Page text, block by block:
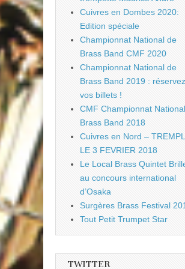
Cuivres en Dombes 2020:
Edition spéciale
Championnat National de
Brass Band CMF 2020
Championnat National de
Brass Band 2019 : réservez
vos billets !
CMF Championnat
Brass Band 2018
Cuivres en Nord –
LE 3 FEVRIER 2018
Le Local Brass Quintet
au concours international
d’Osaka
Surgères Brass Festival
Tout Petit Trumpet Star
TWITTER